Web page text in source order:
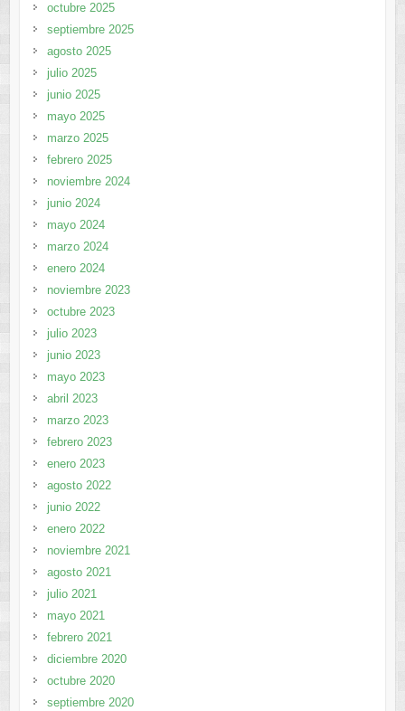
octubre 2025
septiembre 2025
agosto 2025
julio 2025
junio 2025
mayo 2025
marzo 2025
febrero 2025
noviembre 2024
junio 2024
mayo 2024
marzo 2024
enero 2024
noviembre 2023
octubre 2023
julio 2023
junio 2023
mayo 2023
abril 2023
marzo 2023
febrero 2023
enero 2023
agosto 2022
junio 2022
enero 2022
noviembre 2021
agosto 2021
julio 2021
mayo 2021
febrero 2021
diciembre 2020
octubre 2020
septiembre 2020